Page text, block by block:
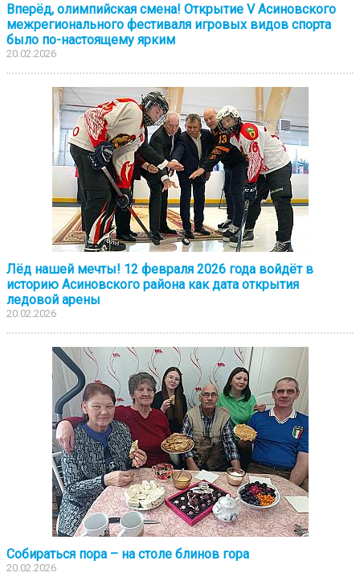
Вперёд, олимпийская смена! Открытие V Асиновского
межрегионального фестиваля игровых видов спорта
было по-настоящему ярким
20.02.2026
Лёд нашей мечты! 12 февраля 2026 года войдёт в
историю Асиновского района как дата открытия
ледовой арены
20.02.2026
Собираться пора – на столе блинов гора
20.02.2026